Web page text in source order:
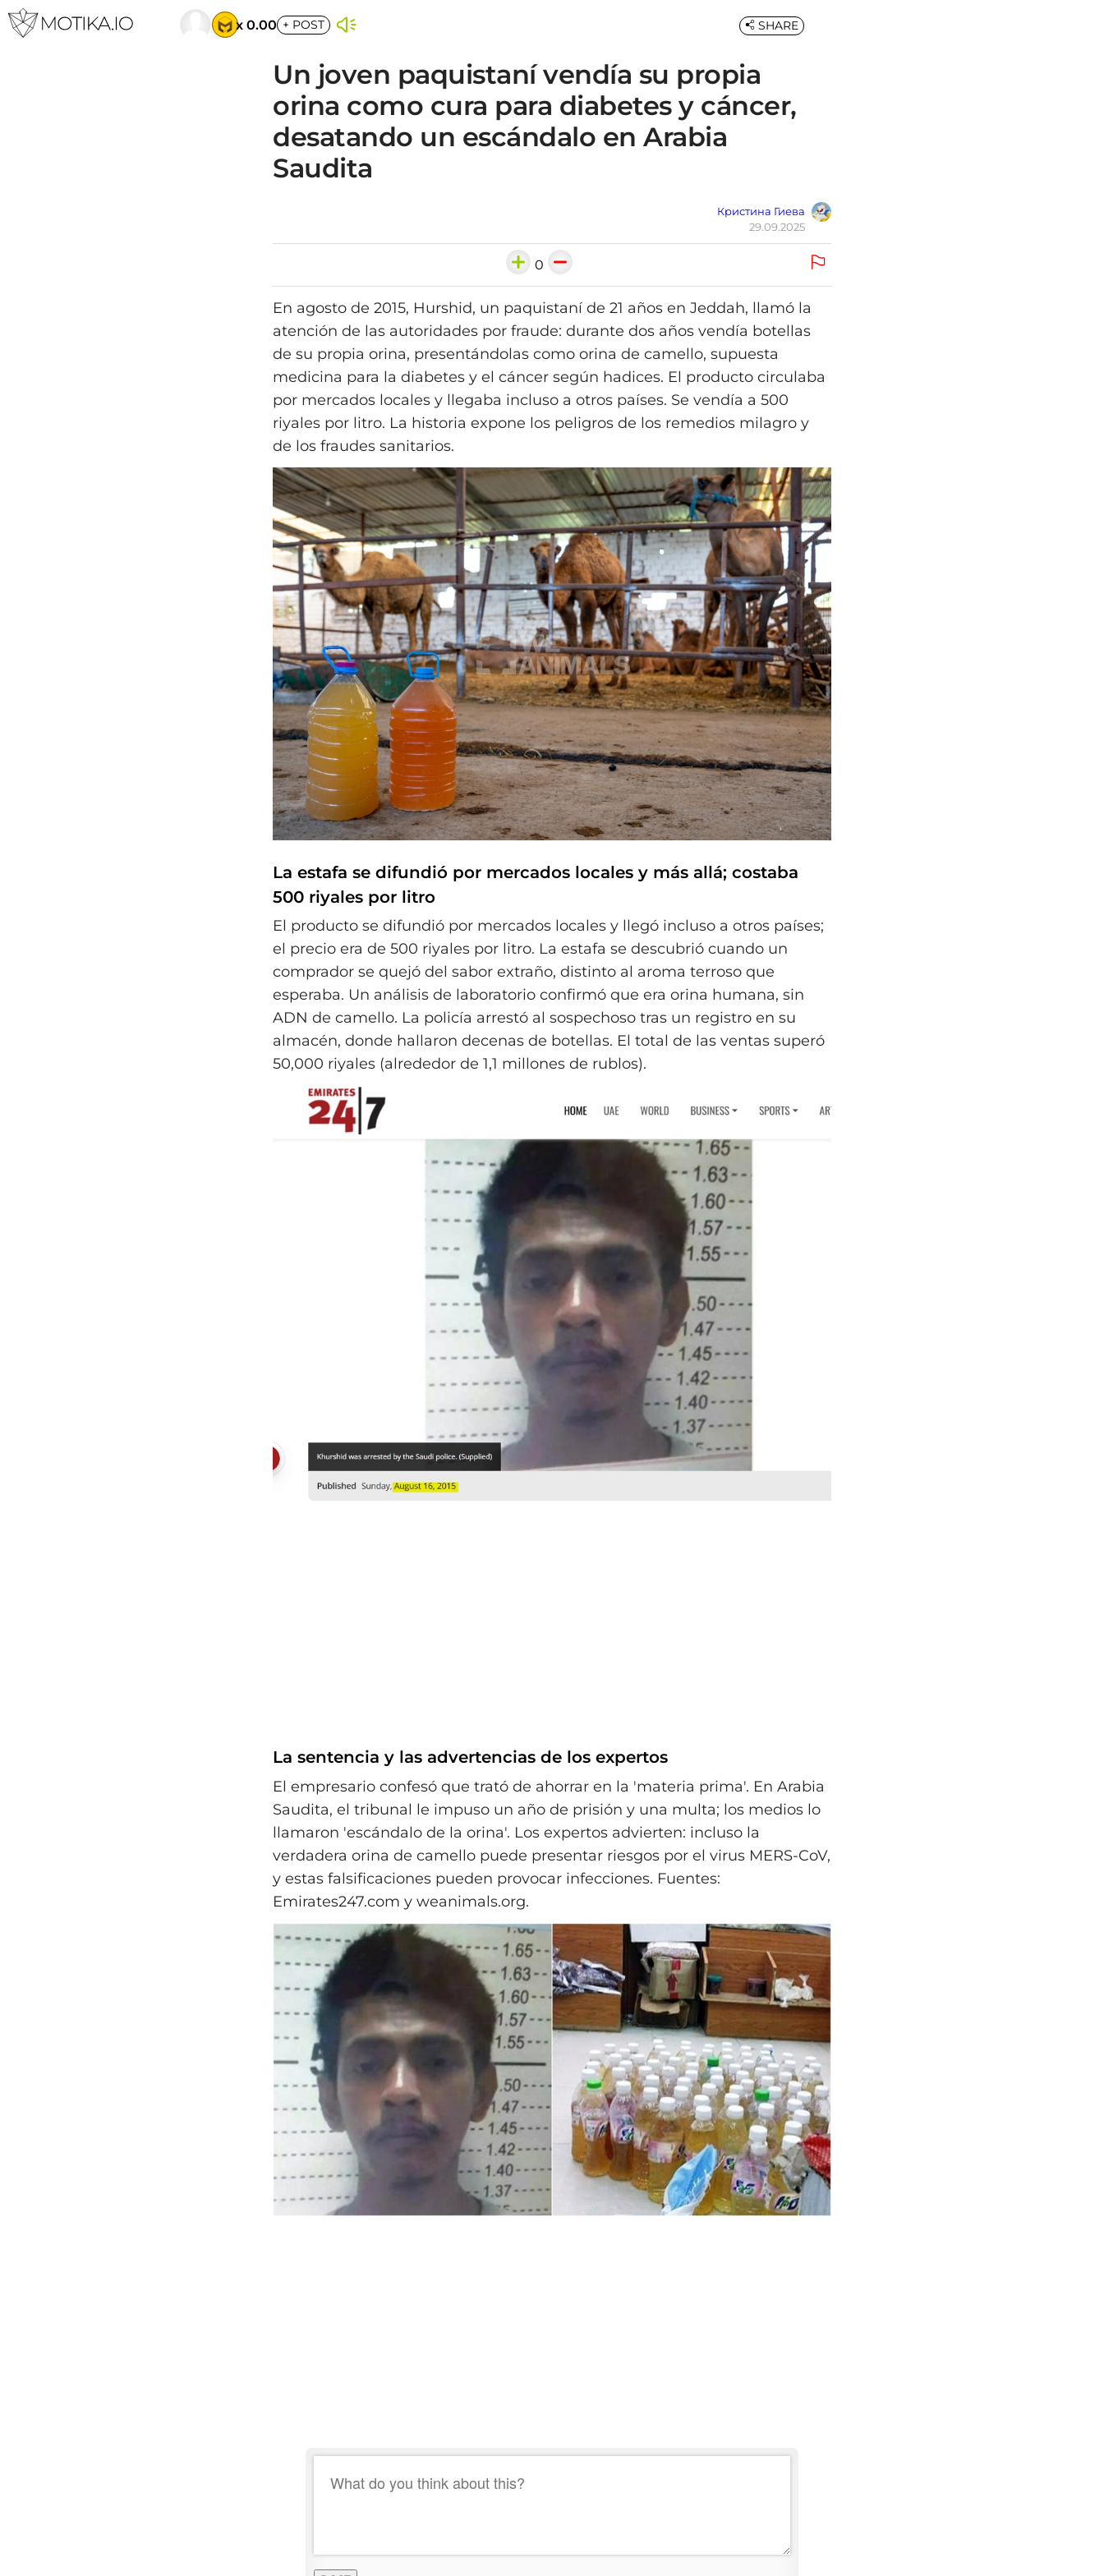
x 0.00 + POST
Un joven paquistaní vendía su propia
orina como cura para diabetes y cáncer,
desatando un escándalo en Arabia
Saudita
Кристина Гиева
29.09.2025
SHARE
0
En agosto de 2015, Hurshid, un paquistaní de 21 años en Jeddah, llamó la
atención de las autoridades por fraude: durante dos años vendía botellas
de su propia orina, presentándolas como orina de camello, supuesta
medicina para la diabetes y el cáncer según hadices. El producto circulaba
por mercados locales y llegaba incluso a otros países. Se vendía a 500
riyales por litro. La historia expone los peligros de los remedios milagro y
de los fraudes sanitarios.
La estafa se difundió por mercados locales y más allá; costaba
500 riyales por litro
El producto se difundió por mercados locales y llegó incluso a otros países;
el precio era de 500 riyales por litro. La estafa se descubrió cuando un
comprador se quejó del sabor extraño, distinto al aroma terroso que
esperaba. Un análisis de laboratorio confirmó que era orina humana, sin
ADN de camello. La policía arrestó al sospechoso tras un registro en su
almacén, donde hallaron decenas de botellas. El total de las ventas superó
50,000 riyales (alrededor de 1,1 millones de rublos).
La sentencia y las advertencias de los expertos
El empresario confesó que trató de ahorrar en la 'materia prima'. En Arabia
Saudita, el tribunal le impuso un año de prisión y una multa; los medios lo
llamaron 'escándalo de la orina'. Los expertos advierten: incluso la
verdadera orina de camello puede presentar riesgos por el virus MERS-CoV,
y estas falsificaciones pueden provocar infecciones. Fuentes:
Emirates247.com y weanimals.org.